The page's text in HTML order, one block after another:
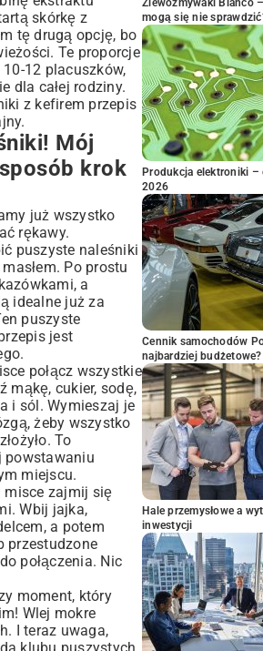
skórkę z
tę drugą opcję, bo
Te proporcje
12 placuszków,
dla całej rodziny.
z kefirem przepis
Mój
krok
już wszystko
rękawy.
puszyste naleśniki
Po prostu
a
idealne już za
puszyste
jest
połącz wszystkie
mąkę, cukier, sodę,
i sól. Wymieszaj je
żeby wszystko
To
powstawaniu
miejscu.
misce zajmij się
Wbij jajka,
a potem
przestudzone
połączenia. Nic
moment, który
Wlej mokre
I teraz uwaga,
Zlewozmywaki Blanco
mogą się nie
Produkcja elektroniki –
2026
Cennik samochodów
najbardziej budżetowe?
Hale przemysłowe a
inwestycji